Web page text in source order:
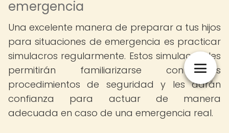
emergencia
Una excelente manera de preparar a tus hijos
para situaciones de emergencia es practicar
simulacros regularmente. Estos simulacros les
permitirán familiarizarse con los
procedimientos de seguridad y les darán
confianza para actuar de manera
adecuada en caso de una emergencia real.